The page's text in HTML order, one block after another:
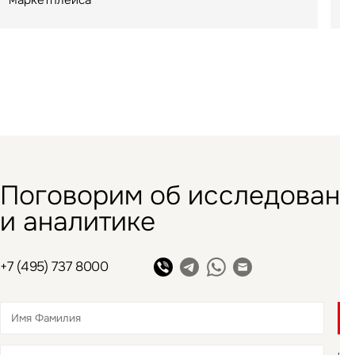
в 2009 году
Поговорим об
и аналитике
+7 (495) 737 8000